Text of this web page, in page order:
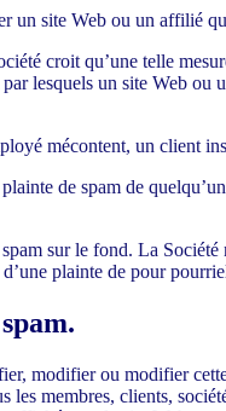
un site Web ou un affilié
croit qu’une telle
lesquels un site Web
mécontent, un client
de spam de
sur le fond. La
plainte de pour
modifier ou modifier
membres, clients,